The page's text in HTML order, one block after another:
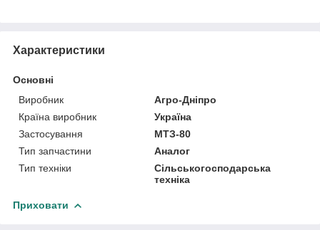
Характеристики
Основні
Виробник
Агро-Дніпро
Країна виробник
Україна
Застосування
МТЗ-80
Тип запчастини
Аналог
Тип техніки
Сільськогосподарська
техніка
Приховати